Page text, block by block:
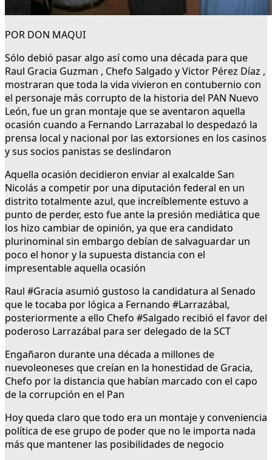
POR DON MAQUI
Sólo debió pasar algo así como una década para que
Raul Gracia Guzman , Chefo Salgado y Victor Pérez Díaz ,
mostraran que toda la vida vivieron en contubernio con
el personaje más corrupto de la historia del PAN Nuevo
León, fue un gran montaje que se aventaron aquella
ocasión cuando a Fernando Larrazabal lo despedazó la
prensa local y nacional por las extorsiones en los casinos
y sus socios panistas se deslindaron
Aquella ocasión decidieron enviar al exalcalde San
Nicolás a competir por una diputación federal en un
distrito totalmente azul, que increíblemente estuvo a
punto de perder, esto fue ante la presión mediática que
los hizo cambiar de opinión, ya que era candidato
plurinominal sin embargo debían de salvaguardar un
poco el honor y la supuesta distancia con el
impresentable aquella ocasión
Raul #Gracia asumió gustoso la candidatura al Senado
que le tocaba por lógica a Fernando #Larrazábal,
posteriormente a ello Chefo #Salgado recibió el favor del
poderoso Larrazábal para ser delegado de la SCT
Engañaron durante una década a millones de
nuevoleoneses que creían en la honestidad de Gracia,
Chefo por la distancia que habían marcado con el capo
de la corrupción en el Pan
Hoy queda claro que todo era un montaje y conveniencia
política de ese grupo de poder que no le importa nada
más que mantener las posibilidades de negocio